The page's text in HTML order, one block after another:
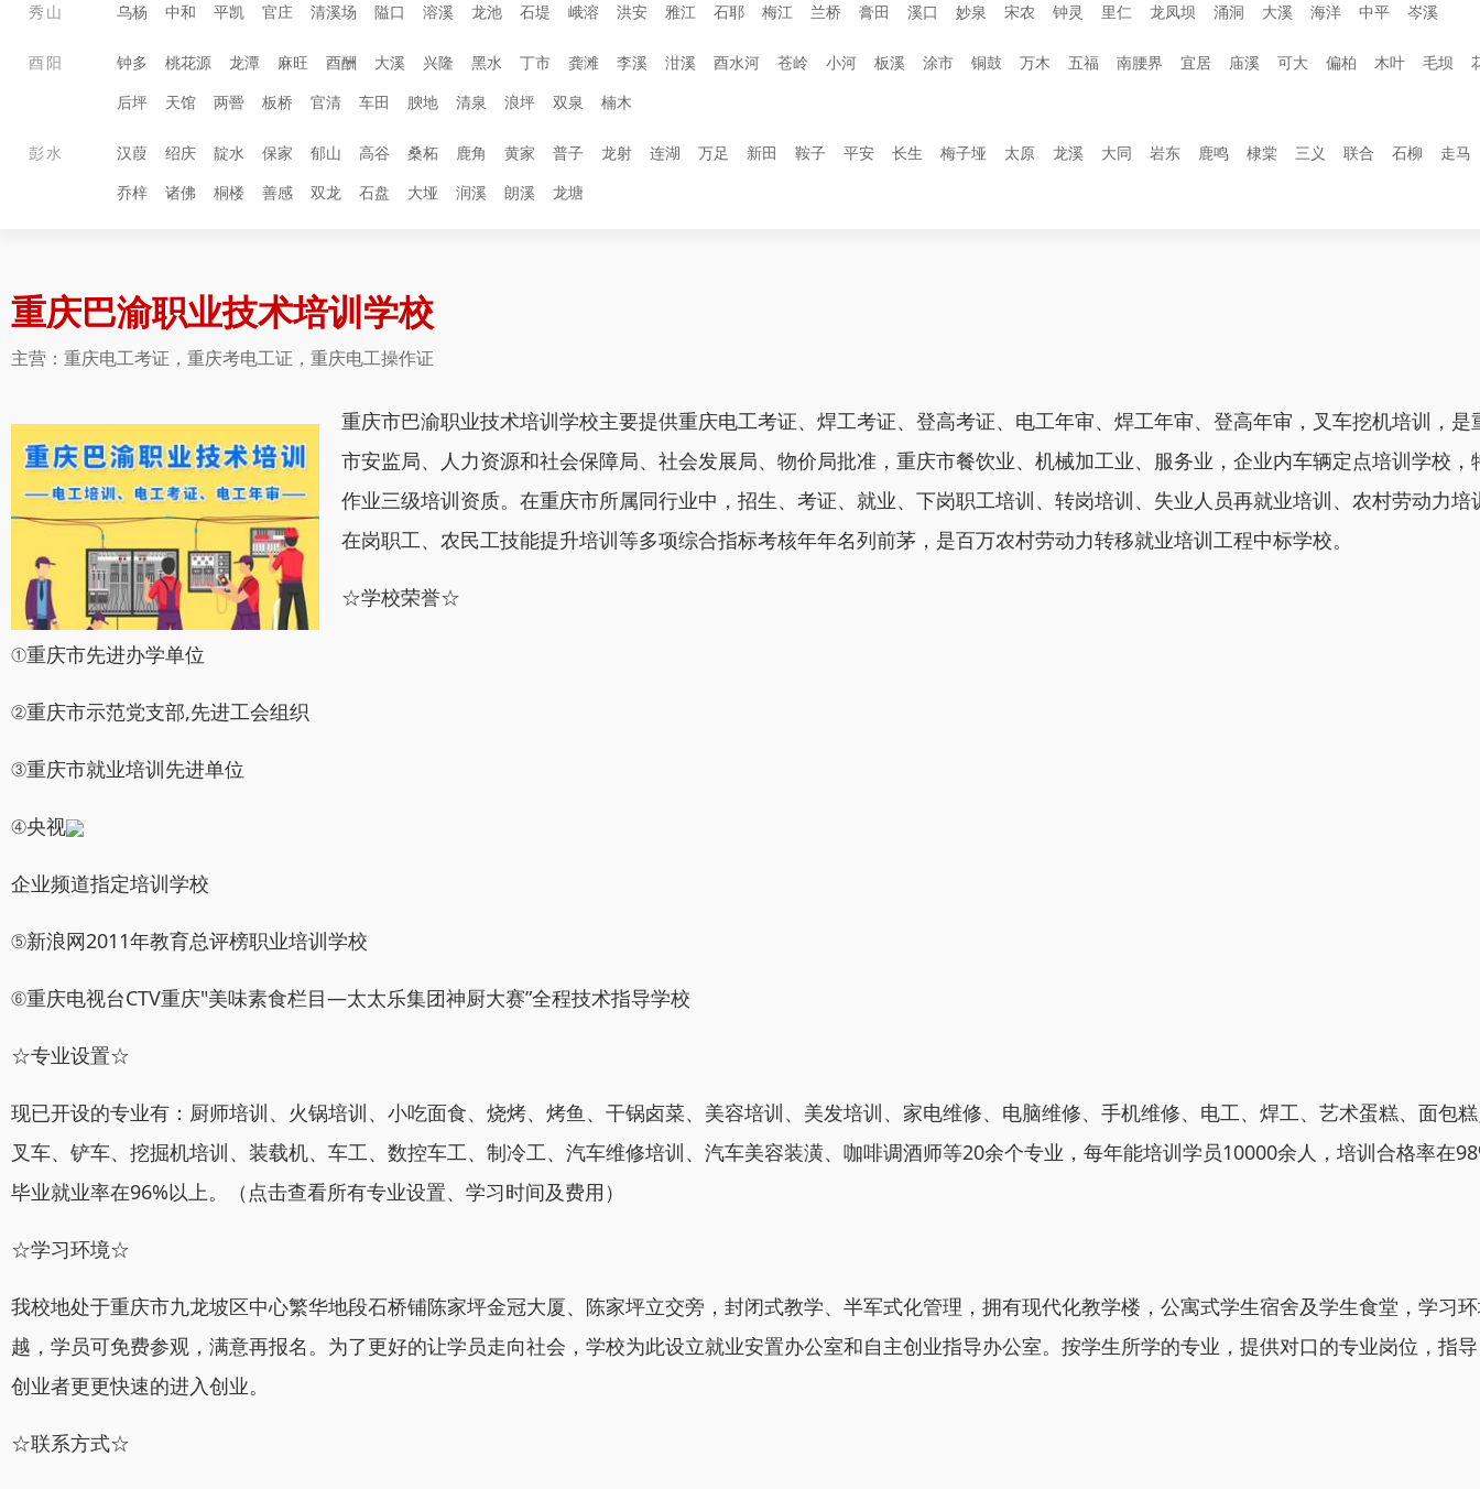
秀山 乌杨 中和 平凯 官庄 清溪场 隘口 溶溪 龙池 石堤 峨溶 洪安 雅江 石耶 梅江 兰桥 膏田 溪口 妙泉 宋农 钟灵 里仁 龙凤坝 涌洞 大溪 海洋 中平 岑溪
酉阳 钟多 桃花源 龙潭 麻旺 酉酬 大溪 兴隆 黑水 丁市 龚滩 李溪 泔溪 酉水河 苍岭 小河 板溪 涂市 铜鼓 万木 五福 南腰界 宜居 庙溪 可大 偏柏 木叶 毛坝
后坪
天馆 两罾 板桥 官清 车田 腴地 清泉 浪坪 双泉 楠木
彭水 汉葭 绍庆 靛水 保家 郁山 高谷 桑柘 鹿角 黄家 普子 龙射 连湖 万足 新田 鞍子 平安 长生 梅子垭 太原 龙溪 大同 岩东 鹿鸣 棣棠 三义 联合 石柳
走马
乔梓
诸佛 桐楼 善感 双龙 石盘 大垭 润溪 朗溪 龙塘
重庆巴渝职业技术培训学校
主营：重庆电工考证，重庆考电工证，重庆电工操作证
重庆市巴渝职业技术培训学校主要提供重庆电工考证、焊工考证、登高考证、电工年审、焊工年审、登高年审，叉车挖机培训，是
市安监局、人力资源和社会保障局、社会发展局、物价局批准，重庆市餐饮业、机械加工业、服务业，企业内车辆定点培训学校，
作业三级培训资质。在重庆市所属同行业中，招生、考证、就业、下岗职工培训、转岗培训、失业人员再就业培训、农村劳动力培
在岗职工、农民工技能提升培训等多项综合指标考核年年名列前茅，是百万农村劳动力转移就业培训工程中标学校。
☆学校荣誉☆
①重庆市先进办学单位
②重庆市示范党支部,先进工会组织
③重庆市就业培训先进单位
④央视
企业频道指定培训学校
⑤新浪网2011年教育总评榜职业培训学校
⑥重庆电视台CTV重庆"美味素食栏目—太太乐集团神厨大赛”全程技术指导学校
☆专业设置☆
现已开设的专业有：厨师培训、火锅培训、小吃面食、烧烤、烤鱼、干锅卤菜、美容培训、美发培训、家电维修、电脑维修、手机维修、电工、焊工、艺术蛋糕、面包
叉车、铲车、挖掘机培训、装载机、车工、数控车工、制冷工、汽车维修培训、汽车美容装潢、咖啡调酒师等20余个专业，每年能培训学员10000余人，培训合格率在
毕业就业率在96%以上。（点击查看所有专业设置、学习时间及费用）
☆学习环境☆
我校地处于重庆市九龙坡区中心繁华地段石桥铺陈家坪金冠大厦、陈家坪立交旁，封闭式教学、半军式化管理，拥有现代化教学楼，公寓式学生宿舍及学生食堂，学习
越，学员可免费参观，满意再报名。为了更好的让学员走向社会，学校为此设立就业安置办公室和自主创业指导办公室。按学生所学的专业，提供对口的专业岗位，指
创业者更更快速的进入创业。
☆联系方式☆